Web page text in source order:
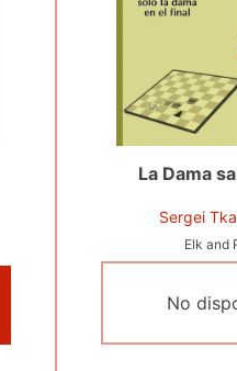
La Dama
Sergei
Elk and
No